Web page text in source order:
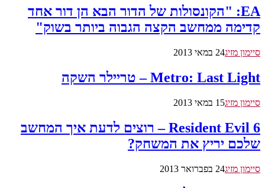
EA: "הקונסולות של הדור הבא הן דור אחד
קדימה ממחשב הקצה הגבוה ביותר בשוק"
סיימון מזיג24 במאי 2013
Metro: Last Light – טריילר השקה
סיימון מזיג15 במאי 2013
Resident Evil 6 – רוצים לדעת איך המחשב
שלכם יריץ את המשחק?
סיימון מזיג24 בפברואר 2013